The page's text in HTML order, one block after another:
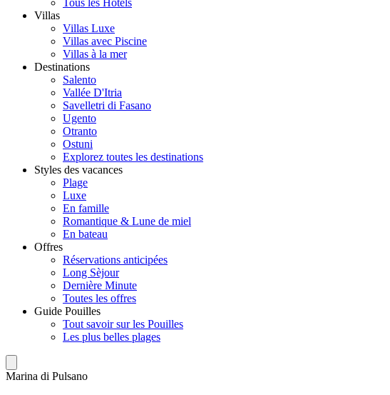
Tous les Hôtels
Villas
Villas Luxe
Villas avec Piscine
Villas à la mer
Destinations
Salento
Vallée D'Itria
Savelletri di Fasano
Ugento
Otranto
Ostuni
Explorez toutes les destinations
Styles des vacances
Plage
Luxe
En famille
Romantique & Lune de miel
En bateau
Offres
Réservations anticipées
Long Sèjour
Dernière Minute
Toutes les offres
Guide Pouilles
Tout savoir sur les Pouilles
Les plus belles plages
Marina di Pulsano